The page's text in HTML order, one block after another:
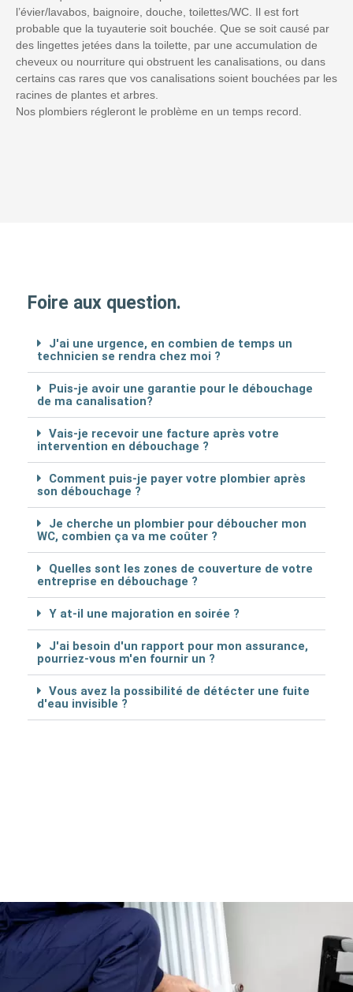
l’évier/lavabos, baignoire, douche, toilettes/WC. Il est fort
probable que la tuyauterie soit bouchée. Que se soit causé par
des lingettes jetées dans la toilette, par une accumulation de
cheveux ou nourriture qui obstruent les canalisations, ou dans
certains cas rares que vos canalisations soient bouchées par les
racines de plantes et arbres.
Nos plombiers régleront le problème en un temps record.
Foire aux question.
J'ai une urgence, en combien de temps un
technicien se rendra chez moi ?
Puis-je avoir une garantie pour le débouchage
de ma canalisation?
Vais-je recevoir une facture après votre
intervention en débouchage ?
Comment puis-je payer votre plombier après
son débouchage ?
Je cherche un plombier pour déboucher mon
WC, combien ça va me coûter ?
Quelles sont les zones de couverture de votre
entreprise en débouchage ?
Y at-il une majoration en soirée ?
J'ai besoin d'un rapport pour mon assurance,
pourriez-vous m'en fournir un ?
Vous avez la possibilité de détécter une fuite
d'eau invisible ?